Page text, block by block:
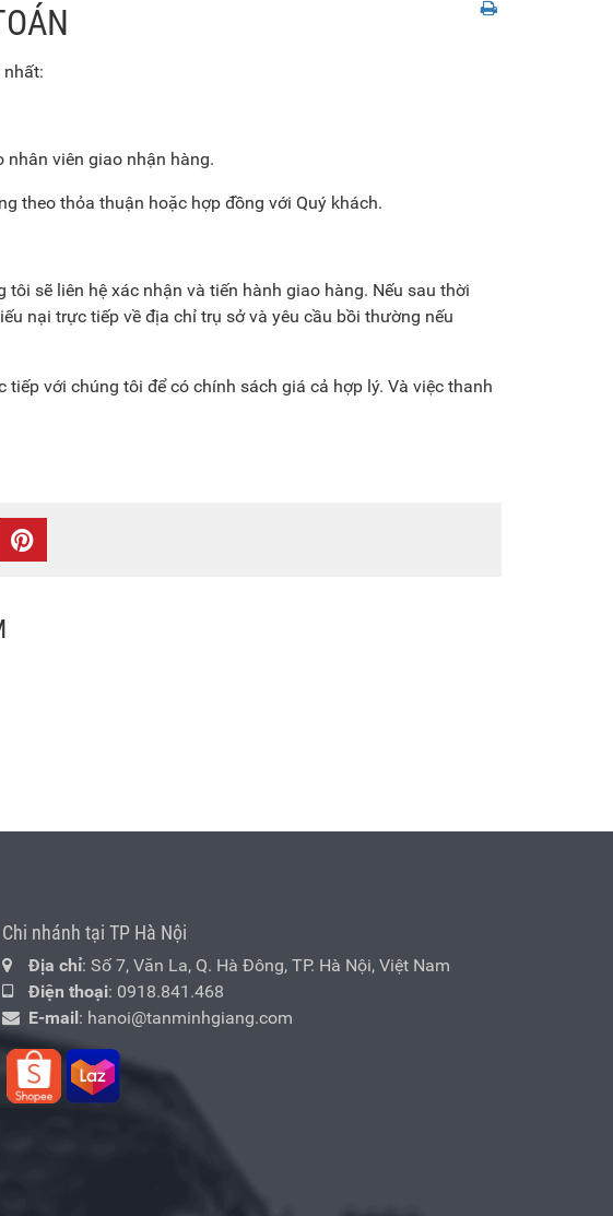
nhân viên giao nhận hàng.
theo thỏa thuận hoặc hợp đồng với Quý khách.
sẽ liên hệ xác nhận và tiến hành giao hàng. Nếu sau thời
nại trực tiếp về địa chỉ trụ sở và yêu cầu bồi thường nếu
với chúng tôi để có chính sách giá cả hợp lý. Và việc thanh
Chi nhánh tại TP Hà Nội
Địa chỉ: Số 7, Văn La, Q. Hà Đông, TP. Hà Nội, Việt Nam
Điện thoại: 0918.841.468
E-mail: hanoi@tanminhgiang.com